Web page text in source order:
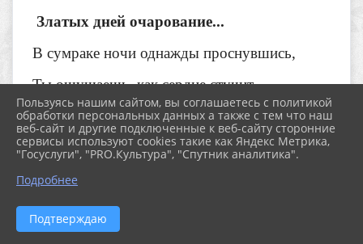
Златых дней очарование...
В сумраке ночи однажды проснувшись,
Ты ощущаешь, как сердце стучит,
Как птица за клеткой бьётся о прутья,
Энергия жизни, молчА, говорит...
Взглянув на часы, на которых час тридцать,
Ты к окну подойдёшь и узришь фонари,
Пользуясь нашим сайтом, вы соглашаетесь с политикой
обработки персональных данных а также с тем что наш
веб-сайт и другие подключенные к веб-сайту сторонние
сервисы используют cookies такие как Яндекс Метрика,
"Госуслуги", "PRO.Культура", "Спутник аналитика".
Подробнее
Подтверждаю